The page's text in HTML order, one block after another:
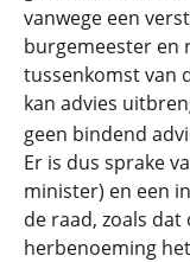
vanwege een
burgemeester en
tussenkomst van
kan advies
geen bindend
Er is dus sprake
minister) en een
de raad, zoals
herbenoeming